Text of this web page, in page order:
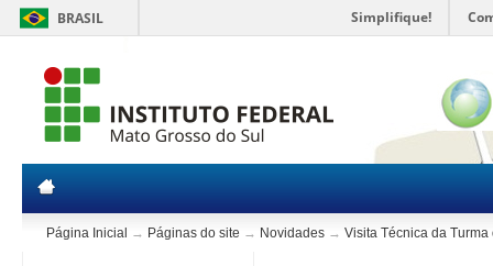
BRASIL Simplifique!
Página Inicial → Páginas do site → Novidades → Visita Técnica da